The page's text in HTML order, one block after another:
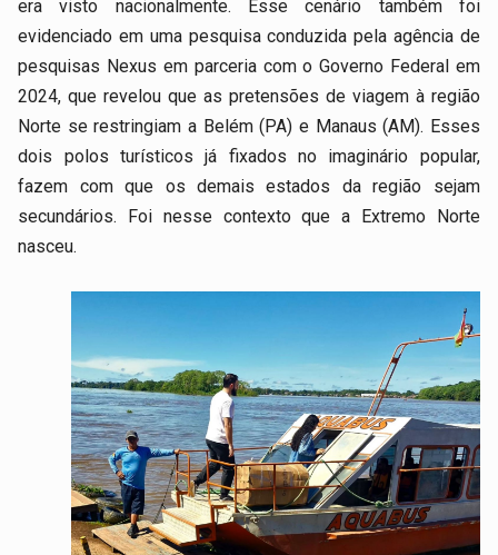
era visto nacionalmente. Esse cenário também foi
evidenciado em uma pesquisa conduzida pela agência de
pesquisas Nexus em parceria com o Governo Federal em
2024, que revelou que as pretensões de viagem à região
Norte se restringiam a Belém (PA) e Manaus (AM). Esses
dois polos turísticos já fixados no imaginário popular,
fazem com que os demais estados da região sejam
secundários. Foi nesse contexto que a Extremo Norte
nasceu.